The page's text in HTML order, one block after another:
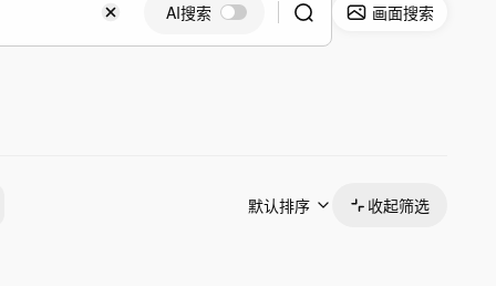
AI搜索 画面搜索
默认排序 收起筛选